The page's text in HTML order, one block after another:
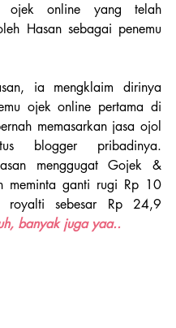
ojek online yang telah
Hasan sebagai penemu
ia mengklaim dirinya
ojek online pertama di
memasarkan jasa ojol
blogger pribadinya.
menggugat Gojek &
meminta ganti rugi Rp 10
royalti sebesar Rp 24,9
banyak juga yaa..